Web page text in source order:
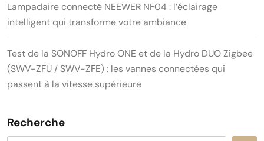
Lampadaire connecté NEEWER NF04 : l’éclairage
intelligent qui transforme votre ambiance
Test de la SONOFF Hydro ONE et de la Hydro DUO Zigbee
(SWV-ZFU / SWV-ZFE) : les vannes connectées qui
passent à la vitesse supérieure
Recherche